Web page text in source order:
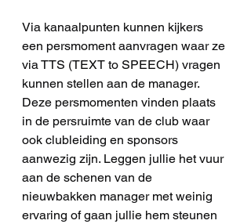
Via kanaalpunten kunnen kijkers
een persmoment aanvragen waar ze
via TTS (TEXT to SPEECH) vragen
kunnen stellen aan de manager.
Deze persmomenten vinden plaats
in de persruimte van de club waar
ook clubleiding en sponsors
aanwezig zijn. Leggen jullie het vuur
aan de schenen van de
nieuwbakken manager met weinig
ervaring of gaan jullie hem steunen